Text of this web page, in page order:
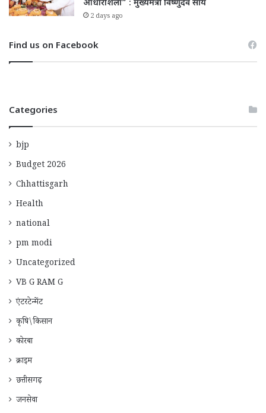
आधारशिला” : मुख्यमंत्री विष्णुदेव साय
2 days ago
Find us on Facebook
Categories
bjp
Budget 2026
Chhattisgarh
Health
national
pm modi
Uncategorized
VB G RAM G
एंटरटेन्मेंट
कृषि\किसान
कोरबा
क्राइम
छत्तीसगढ़
जनसेवा